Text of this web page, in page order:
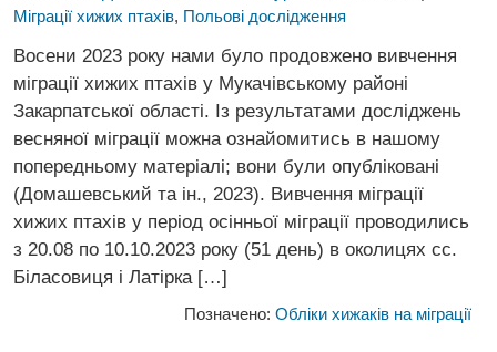
Міграції хижих птахів, Польові дослідження
Восени 2023 року нами було продовжено вивчення
міграції хижих птахів у Мукачівському районі
Закарпатської області. Із результатами досліджень
весняної міграції можна ознайомитись в нашому
попередньому матеріалі; вони були опубліковані
(Домашевський та ін., 2023). Вивчення міграції
хижих птахів у період осінньої міграції проводились
з 20.08 по 10.10.2023 року (51 день) в околицях сс.
Біласовиця і Латірка […]
Позначено:Обліки хижаків на міграції